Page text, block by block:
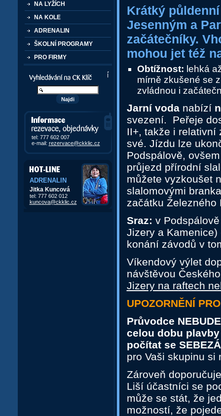
NA LYŽÍCH
NA KOLE
ADRENALIN
ŠKOLNÍ PROGRAMY
PRO FIRMY
Vyhledávání kurzů a akcí
Informace, rezervace,
objedávky
tel: 777 602 007
e-mail: rezervace@ckklic.cz
ADRENALIN
Jitka Kuncová
tel: 777 602 012
kuncova@ckklic.cz
Krátký
Jesenným a
začátečníky.
mohou jet též
Obtížnost: lehká
mírně zkušené se
zvládnou i
Jarní voda nabízí
svezení. Peřeje
II+, takže i relativní
své. Jízdu lze
Podspálově,
průjezd přírodní
můžete vyzkoušet
slalomovými
začátku Železného
Sraz: v
Jizery a
konání závodů v
Víkendový výlet
návštěvou
Jizery na raftech
UPOZORNĚNÍ
Průvodce
celou dobu
počítat se
pro Vaši skupinu si
Zároveň
Liší účastníci se
může se stát, že
možností, že